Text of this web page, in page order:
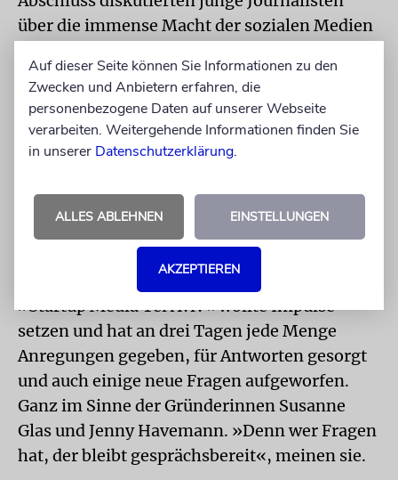
über die immense Macht der sozialen Medien
seien.
»Wer Fragen hat, der
SUSANNE GLAS
»Startup Media Tel Aviv« wollte Impulse
setzen und hat an drei Tagen jede Menge
Anregungen gegeben, für Antworten gesorgt
und auch einige neue Fragen aufgeworfen.
Ganz im Sinne der Gründerinnen Susanne
Glas und Jenny Havemann. »Denn wer Fragen
hat, der bleibt gesprächsbereit«, meinen sie.
Auf dieser Seite können Sie Informationen zu den
Zwecken und Anbietern erfahren, die
personenbezogene Daten auf unserer Webseite
verarbeiten. Weitergehende Informationen finden Sie
in unserer Datenschutzerklärung.
ALLES ABLEHNEN EINSTELLUNGEN
AKZEPTIEREN